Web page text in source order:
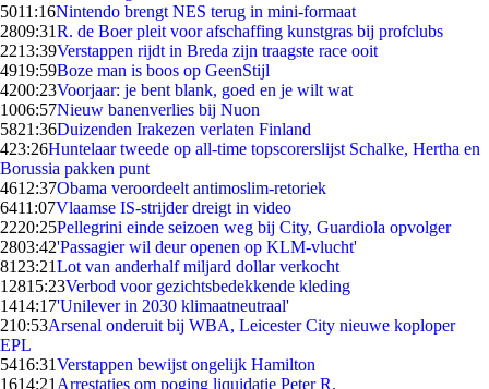
5011:16Nintendo brengt NES terug in mini-formaat
2809:31R. de Boer pleit voor afschaffing kunstgras bij profclubs
2213:39Verstappen rijdt in Breda zijn traagste race ooit
4919:59Boze man is boos op GeenStijl
4200:23Voorjaar: je bent blank, goed en je wilt wat
1006:57Nieuw banenverlies bij Nuon
5821:36Duizenden Irakezen verlaten Finland
423:26Huntelaar tweede op all-time topscorerslijst Schalke, Hertha en
Borussia pakken punt
4612:37Obama veroordeelt antimoslim-retoriek
6411:07Vlaamse IS-strijder dreigt in video
2220:25Pellegrini einde seizoen weg bij City, Guardiola opvolger
2803:42'Passagier wil deur openen op KLM-vlucht'
81 23:21Lot van anderhalf miljard dollar verkocht
12815:23Verbod voor gezichtsbedekkende kleding
1414:17'Unilever in 2030 klimaatneutraal'
210:53Arsenal onderuit bij WBA, Leicester City nieuwe koploper
EPL
5416:31Verstappen bewijst ongelijk Hamilton
1614:21 Arrestaties om poging liquidatie Peter R.